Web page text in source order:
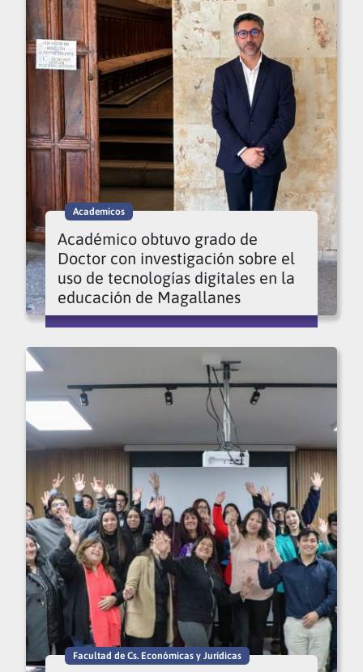
Academicos
Académico obtuvo grado de
Doctor con investigación sobre el
uso de tecnologías digitales en la
educación de Magallanes
Facultad de Cs. Económicas y Jurídicas